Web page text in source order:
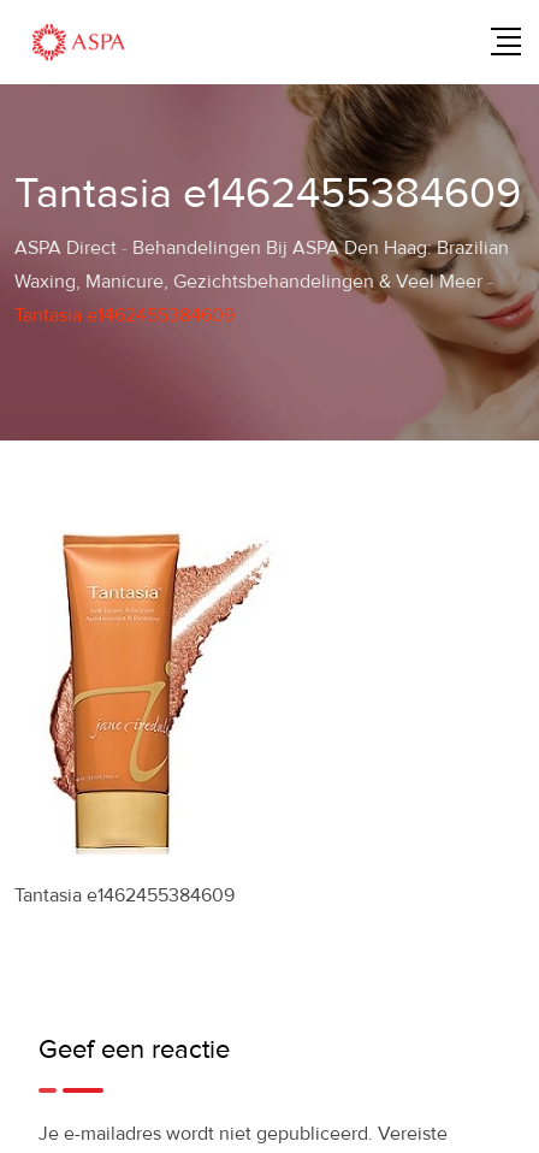
content
Tantasia e1462455384609
ASPA Direct - Behandelingen Bij ASPA Den Haag: Brazilian
Waxing, Manicure, Gezichtsbehandelingen & Veel Meer -
Tantasia e1462455384609
Tantasia e1462455384609
Geef een reactie
Je e-mailadres wordt niet gepubliceerd. Vereiste